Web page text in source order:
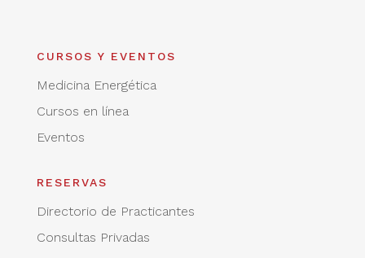
CURSOS Y EVENTOS
Medicina Energética
Cursos en línea
Eventos
RESERVAS
Directorio de Practicantes
Consultas Privadas